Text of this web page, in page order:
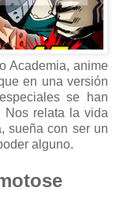
Academia, anime
en una versión
se han
Nos relata la vida
sueña con ser un
alguno.